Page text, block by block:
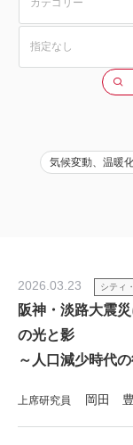
気候変動、温暖
2026.03.23 シティ
阪神・淡路大震
の光と影
～人口減少時代
上席研究員 岡田 豊